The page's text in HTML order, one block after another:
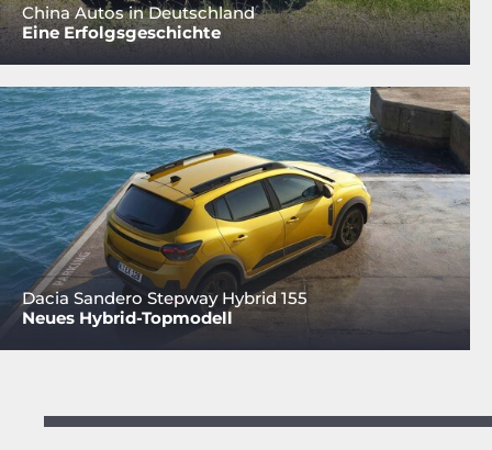
China Autos in Deutschland
Eine Erfolgsgeschichte
Dacia Sandero Stepway Hybrid 155
Neues Hybrid-Topmodell